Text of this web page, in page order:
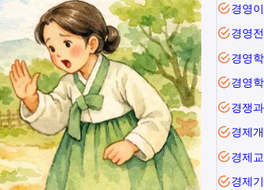
경영
경영
경영
경영
경쟁
경제
경제
경제